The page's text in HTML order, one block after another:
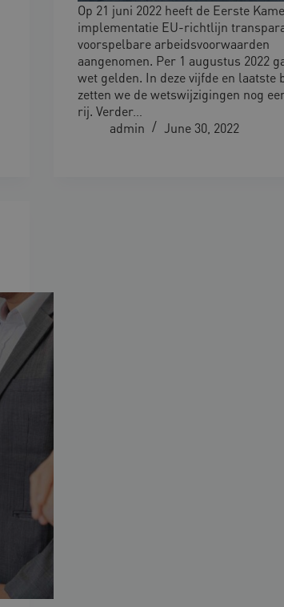
Op 21 juni 2022 heeft de Eerste
implementatie EU-richtlijn
voorspelbare arbeidsvoorwaarden
aangenomen. Per 1 augustus 2022
wet gelden. In deze vijfde en laatste
zetten we de wetswijzigingen nog
rij. Verder…
admin
June 30, 2022